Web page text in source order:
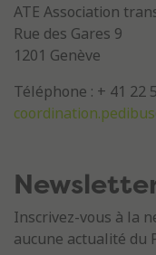
ATE Association
Rue des Gares 9
1201 Genève
Téléphone : + 41 22
Inscrivez-vous à la
aucune actualité du